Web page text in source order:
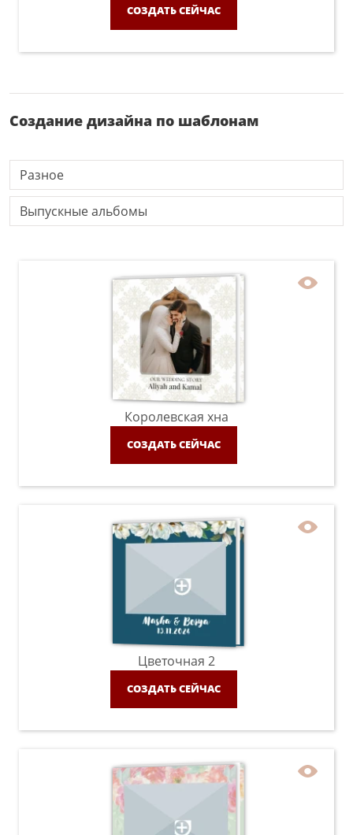
СОЗДАТЬ СЕЙЧАС
Создание дизайна по шаблонам
Разное
Выпускные альбомы
Королевская хна
СОЗДАТЬ СЕЙЧАС
Цветочная 2
СОЗДАТЬ СЕЙЧАС